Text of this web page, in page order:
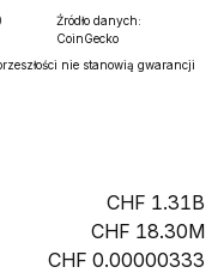
Źródło danych:
CoinGecko
nie stanowią gwarancji
1.31B
18.30M
0.00000333